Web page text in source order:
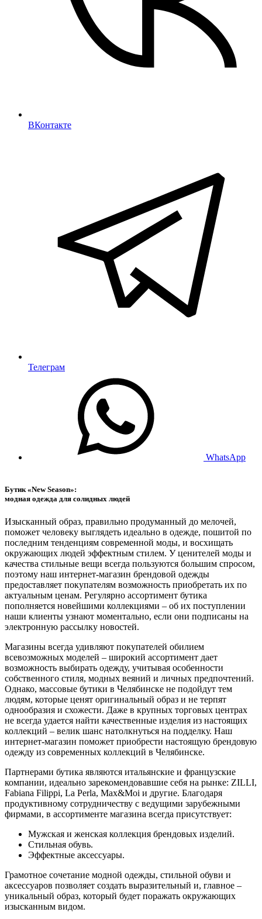
ВКонтакте
Телеграм
WhatsApp
Бутик «New Season»:
модная одежда для солидных людей
Изысканный образ, правильно продуманный до мелочей,
поможет человеку выглядеть идеально в одежде, пошитой по
последним тенденциям современной моды, и восхищать
окружающих людей эффектным стилем. У ценителей моды и
качества стильные вещи всегда пользуются большим спросом,
поэтому наш интернет-магазин брендовой одежды
предоставляет покупателям возможность приобретать их по
актуальным ценам. Регулярно ассортимент бутика
пополняется новейшими коллекциями – об их поступлении
наши клиенты узнают моментально, если они подписаны на
электронную рассылку новостей.
Магазины всегда удивляют покупателей обилием
всевозможных моделей – широкий ассортимент дает
возможность выбирать одежду, учитывая особенности
собственного стиля, модных веяний и личных предпочтений.
Однако, массовые бутики в Челябинске не подойдут тем
людям, которые ценят оригинальный образ и не терпят
однообразия и схожести. Даже в крупных торговых центрах
не всегда удается найти качественные изделия из настоящих
коллекций – велик шанс натолкнуться на подделку. Наш
интернет-магазин поможет приобрести настоящую брендовую
одежду из современных коллекций в Челябинске.
Партнерами бутика являются итальянские и французские
компании, идеально зарекомендовавшие себя на рынке: ZILLI,
Fabiana Filippi, La Perla, Max&Moi и другие. Благодаря
продуктивному сотрудничеству с ведущими зарубежными
фирмами, в ассортименте магазина всегда присутствует:
Мужская и женская коллекция брендовых изделий.
Стильная обувь.
Эффектные аксессуары.
Грамотное сочетание модной одежды, стильной обуви и
аксессуаров позволяет создать выразительный и, главное –
уникальный образ, который будет поражать окружающих
изысканным видом.